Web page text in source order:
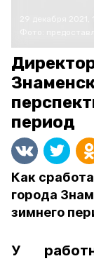
29 декабря 2021,
период
Как
города
зимнего
У